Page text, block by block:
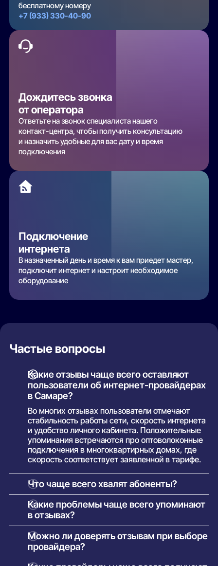
бесплатному номеру
+7 (933) 330-40-90
Дождитесь звонка
от оператора
Ответьте на звонок специалиста нашего
контакт-центра, чтобы получить консультацию
и назначить удобные для вас дату и время
подключения
Подключение
интернета
В назначенный день и время к вам приедет мастер,
подключит интернет и настроит необходимое
оборудование
Частые вопросы
Какие отзывы чаще всего оставляют
пользователи об интернет-провайдерах
в Самаре?
Во многих отзывах пользователи отмечают
стабильность работы сети, скорость интернета
и удобство личного кабинета. Положительные
упоминания встречаются про оптоволоконные
подключения в многоквартирных домах, где
скорость соответствует заявленной в тарифе.
Что чаще всего хвалят абоненты?
Положительные отзывы обычно касаются:
высокой и стабильной скорости в часы
пик;
простоты подключения и настройки
оборудования;
понятного интерфейса личного кабинета;
Какие проблемы чаще всего упоминают
в отзывах?
Среди негативных комментариев пользователи
пишут о:
задержках со стороны техподдержки
Можно ли доверять отзывам при выборе
провайдера?
Отзывы дают общее ощущение сильных и